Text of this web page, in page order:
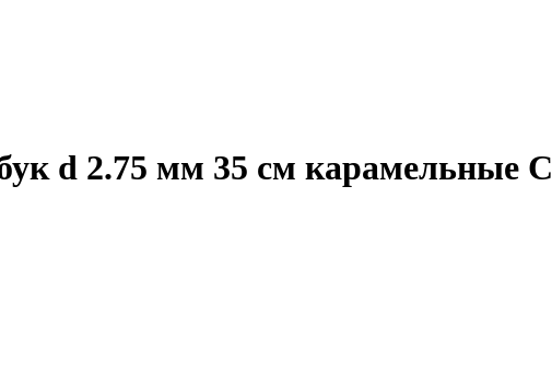
d 2.75 мм 35 см карамельные